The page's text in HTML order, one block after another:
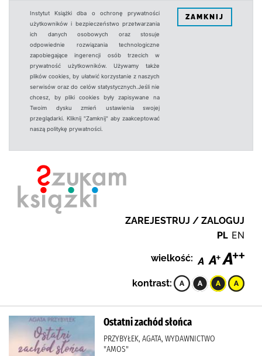
Instytut Książki dba o ochronę prywatności
użytkowników i bezpieczeństwo przetwarzania
ich danych osobowych oraz stosuje
odpowiednie rozwiązania technologiczne
zapobiegające ingerencji osób trzecich w
prywatność użytkowników. Używamy także
plików cookies, by ułatwić korzystanie z naszych
serwisów oraz do celów statystycznych.Jeśli nie
chcesz, by pliki cookies były zapisywane na
Twoim dysku zmień ustawienia swojej
przeglądarki. Kliknij "Zamknij" aby zaakceptować
naszą politykę prywatności.
ZAMKNIJ
ZAREJESTRUJ / ZALOGUJ
PL EN
wielkość:
kontrast:
Ostatni zachód słońca
PRZYBYŁEK, AGATA, WYDAWNICTWO
"AMOS"